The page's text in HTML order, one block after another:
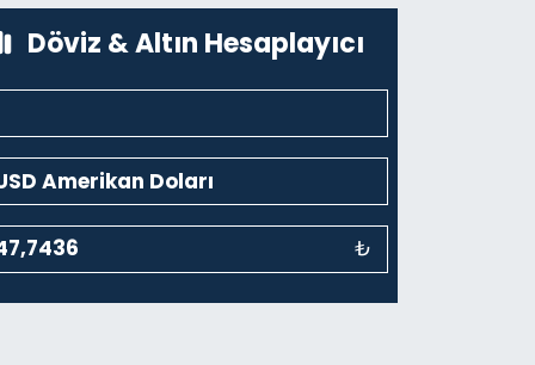
Döviz & Altın Hesaplayıcı
₺